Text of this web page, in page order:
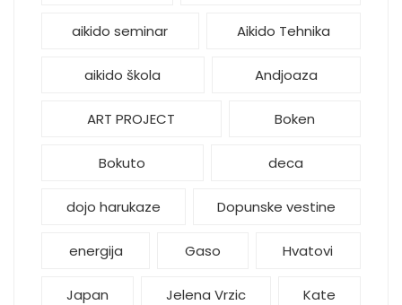
aikido seminar Aikido Tehnika
aikido škola Andjoaza
ART PROJECT Boken
Bokuto deca
dojo harukaze Dopunske vestine
energija Gaso Hvatovi
Japan Jelena Vrzic Kate